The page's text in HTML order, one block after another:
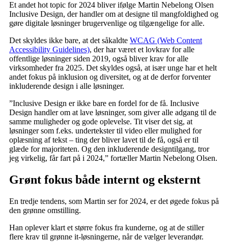
Et andet hot topic for 2024 bliver ifølge Martin Nebelong Olsen
Inclusive Design, der handler om at designe til mangfoldighed og
gøre digitale løsninger brugervenlige og tilgængelige for alle.
Det skyldes ikke bare, at det såkaldte WCAG (Web Content
Accessibility Guidelines), der har været et lovkrav for alle
offentlige løsninger siden 2019, også bliver krav for alle
virksomheder fra 2025. Det skyldes også, at især unge har et helt
andet fokus på inklusion og diversitet, og at de derfor forventer
inkluderende design i alle løsninger.
”Inclusive Design er ikke bare en fordel for de få. Inclusive
Design handler om at lave løsninger, som giver alle adgang til de
samme muligheder og gode oplevelse. Tit viser det sig, at
løsninger som f.eks. undertekster til video eller mulighed for
oplæsning af tekst – ting der bliver lavet til de få, også er til
glæde for majoriteten. Og den inkluderende designtilgang, tror
jeg virkelig, får fart på i 2024,” fortæller Martin Nebelong Olsen.
Grønt fokus både internt og eksternt
En tredje tendens, som Martin ser for 2024, er det øgede fokus på
den grønne omstilling.
Han oplever klart et større fokus fra kunderne, og at de stiller
flere krav til grønne it-løsningerne, når de vælger leverandør.